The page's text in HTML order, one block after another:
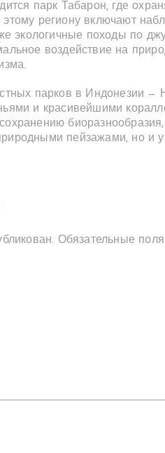
парк Табарон, где
региону включают
экологичные походы по
воздействие на
парков в Индонезии —
и красивейшими
биоразнообразия,
пейзажами, но и
Обязательные